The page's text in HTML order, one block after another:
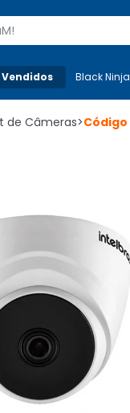
Mais-v-
Black Ninja
de Câmeras>Código